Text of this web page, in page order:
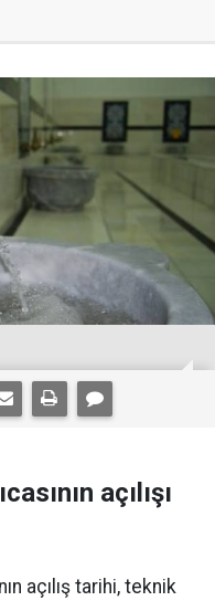
açılışı
açılış tarihi, teknik